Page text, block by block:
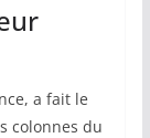
a fait le
colonnes du